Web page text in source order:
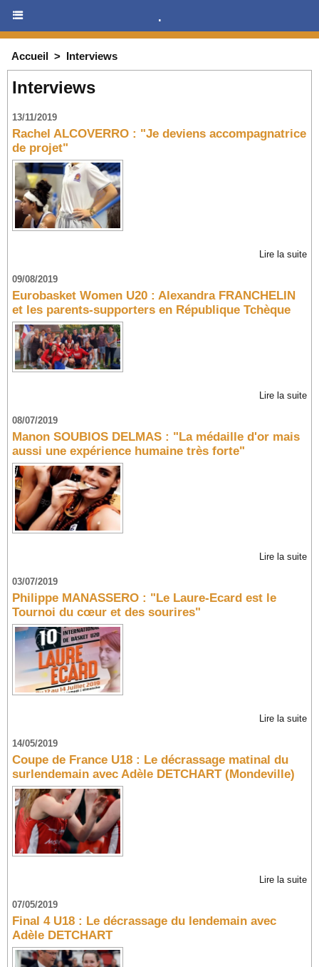
.
Accueil > Interviews
Interviews
13/11/2019
Rachel ALCOVERRO : "Je deviens accompagnatrice
de projet"
Lire la suite
09/08/2019
Eurobasket Women U20 : Alexandra FRANCHELIN
et les parents-supporters en République Tchèque
Lire la suite
08/07/2019
Manon SOUBIOS DELMAS : "La médaille d'or mais
aussi une expérience humaine très forte"
Lire la suite
03/07/2019
Philippe MANASSERO : "Le Laure-Ecard est le
Tournoi du cœur et des sourires"
Lire la suite
14/05/2019
Coupe de France U18 : Le décrassage matinal du
surlendemain avec Adèle DETCHART (Mondeville)
Lire la suite
07/05/2019
Final 4 U18 : Le décrassage du lendemain avec
Adèle DETCHART